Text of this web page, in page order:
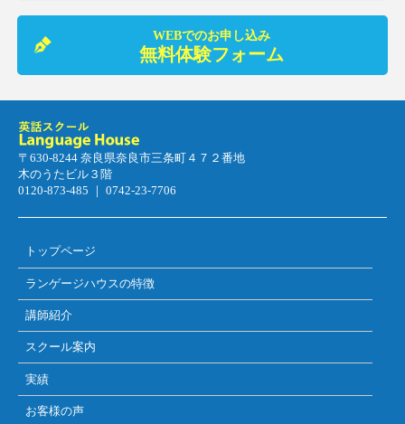
WEBでのお申し込み
無料体験フォーム
〒630-8244 奈良県奈良市三条町４７２番地
木のうたビル３階
0120-873-485 ｜ 0742-23-7706
トップページ
ランゲージハウスの特徴
講師紹介
スクール案内
実績
お客様の声